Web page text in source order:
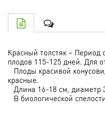
Красный толстяк – Период
плодов 115-125 дней. Для
Плоды красивой
красные.
Длина 16-18 см, диаметр
В биологической